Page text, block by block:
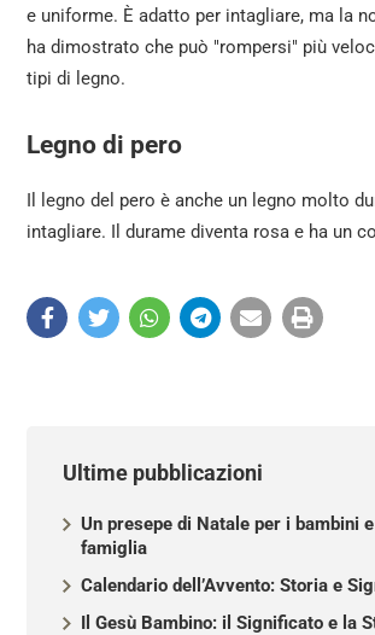
e uniforme. È adatto per intagliare, ma la
ha dimostrato che può "rompersi" più
tipi di legno.
Legno di pero
Il legno del pero è anche un legno molto
intagliare. Il durame diventa rosa e ha un
Ultime pubblicazioni
Un presepe di Natale per i bambini
famiglia
Calendario dell’Avvento: Storia e
Il Gesù Bambino: il Significato e la